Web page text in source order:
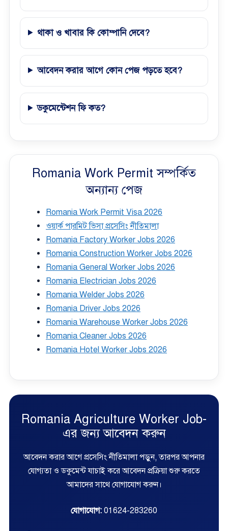
থাকা ও খাবার কি কোম্পানি দেবে?
আবেদন করার আগে কোন পেজ পড়তে হবে?
ডকুমেন্টেশন ফি কত?
Romania Work Permit সম্পর্কিত
অন্যান্য পেজ
Romania Work Permit Visa 2026
ওয়ার্ক পারমিট ভিসা প্রসেসিং নীতিমালা
Romania Factory Worker Jobs 2026
Romania Construction Worker Jobs 2026
Romania General Worker Jobs 2026
Romania Electrician Jobs 2026
Romania Welder Jobs 2026
Romania Driver Jobs 2026
Romania Warehouse Worker Jobs 2026
Romania Cleaner Jobs 2026
Romania Hotel Worker Jobs 2026
Romania Agriculture Worker Job-
এর জন্য আবেদন করুন
আবেদন করার আগে প্রসেসিং নীতিমালা পড়ুন, তারপর আপনার
যোগ্যতা ও ডকুমেন্ট যাচাই করে আবেদন প্রক্রিয়া শুরু করতে
আমাদের সাথে যোগাযোগ করুন।
যোগাযোগ: 01624-283260